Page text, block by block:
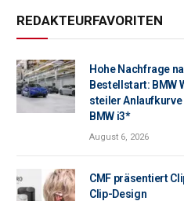
REDAKTEURFAVORITEN
Hohe Nachfrage
Bestellstart: BMW
steiler
BMW i3*
August 6, 2026
CMF präsentiert
Clip-Design